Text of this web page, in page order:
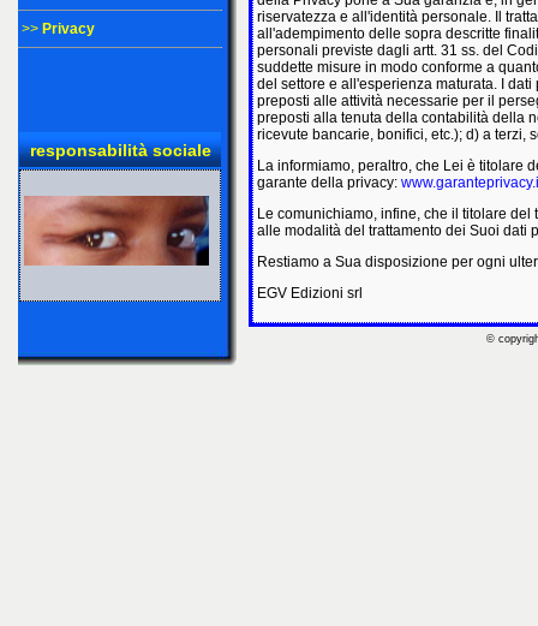
>> Privacy
responsabilità sociale
riservatezza e all'identità personale. Il
all'adempimento delle sopra descritte
personali previste dagli artt. 31 ss. del
suddette misure in modo conforme a
del settore e all'esperienza maturata. I
preposti alle attività necessarie per il
preposti alla tenuta della contabilità della
ricevute bancarie, bonifici, etc.); d) a
La informiamo, peraltro, che Lei è titolare
garante della privacy:
Le comunichiamo, infine, che il titolare
alle modalità del trattamento dei Suoi dati
Restiamo a Sua disposizione per ogni
EGV Edizioni srl
©